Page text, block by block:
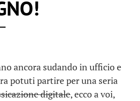
ancora sudando in ufficio e
potuti partire per una seria
digitale, ecco a voi,